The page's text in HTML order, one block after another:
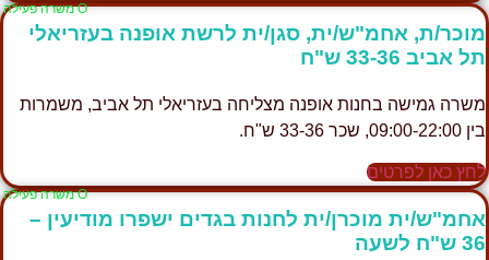
Ο משרה פעילה
מוכר/ת, אחמ"ש/ית, סגן/ית לרשת אופנה בעזריאלי
תל אביב 33-36 ש"ח
משרה גמישה בחנות אופנה מצליחה בעזריאלי תל אביב, משמרות
בין 09:00-22:00, שכר 33-36 ש"ח.
לחץ כאן לפרטים
Ο משרה פעילה
אחמ"ש/ית מוכרן/ית לחנות בגדים ישפרו מודיעין –
36 ש"ח לשעה